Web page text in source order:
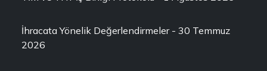
İhracata Yönelik Değerlendirmeler - 30 Temmuz
2026